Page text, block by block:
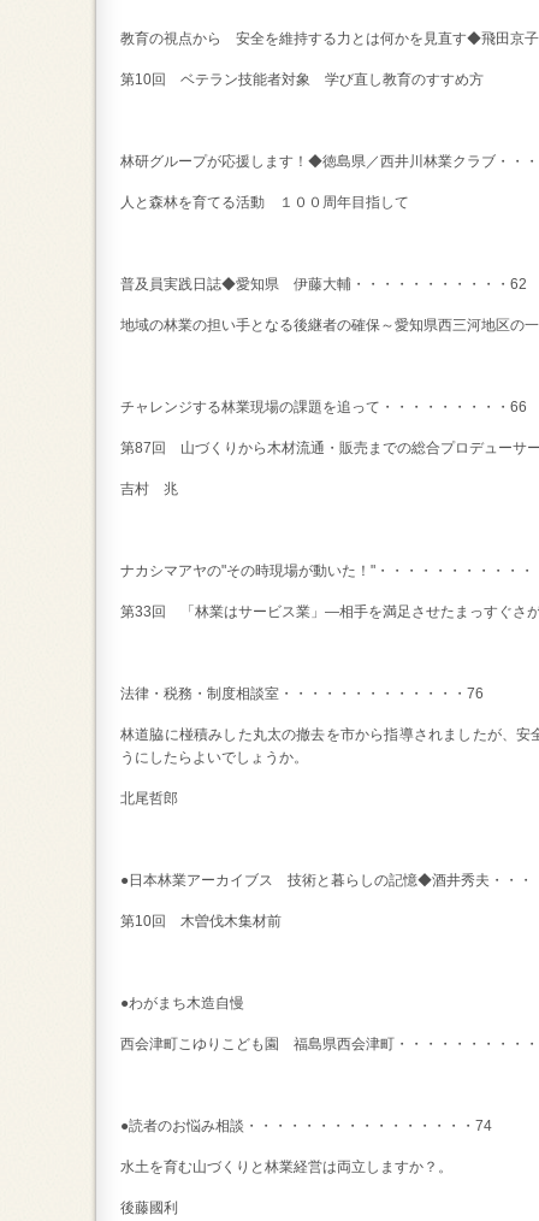
教育の視点から 安全を維持する力とは何かを見直す◆飛田京
第10回 ベテラン技能者対象 学び直し教育のすすめ方
林研グループが応援します！◆徳島県／西井川林業クラブ・・
人と森林を育てる活動 １００周年目指して
普及員実践日誌◆愛知県 伊藤大輔・・・・・・・・・・・
地域の林業の担い手となる後継者の確保～愛知県西三河地区の
チャレンジする林業現場の課題を追って・・・・・・・・・
第87回 山づくりから木材流通・販売までの総合プロデューサ
吉村 兆
ナカシマアヤの"その時現場が動いた！"・・・・・・・・・・・
第33回 「林業はサービス業」―相手を満足させたまっすぐさ
法律・税務・制度相談室・・・・・・・・・・・・・76
林道脇に椪積みした丸太の撤去を市から指導されましたが、
うにしたらよいでしょうか。
北尾哲郎
●日本林業アーカイブス 技術と暮らしの記憶◆酒井秀夫・・・
第10回 木曽伐木集材前
●わがまち木造自慢
西会津町こゆりこども園 福島県西会津町・・・・・・・・・
●読者のお悩み相談・・・・・・・・・・・・・・・・74
水土を育む山づくりと林業経営は両立しますか？。
後藤國利